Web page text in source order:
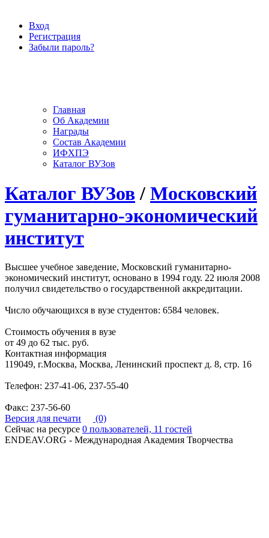
Вход
Регистрация
Забыли пароль?
Главная
Об Академии
Награды
Состав Академии
ИФХПЭ
Каталог ВУЗов
Каталог ВУЗов / Московский
гуманитарно-экономический
институт
Высшее учебное заведение, Московский гуманитарно-
экономический институт, основано в 1994 году. 22 июля 2008
получил свидетельство о государственной аккредитации.
Число обучающихся в вузе студентов: 6584 человек.
Стоимость обучения в вузе
от 49 до 62 тыс. руб.
Контактная информация
119049, г.Москва, Москва, Ленинский проспект д. 8, стр. 16
Телефон: 237-41-06, 237-55-40
Факс: 237-56-60
Версия для печати
(0)
Сейчас на ресурсе 0 пользователей, 11 гостей
ENDEAV.ORG - Международная Академия Творчества